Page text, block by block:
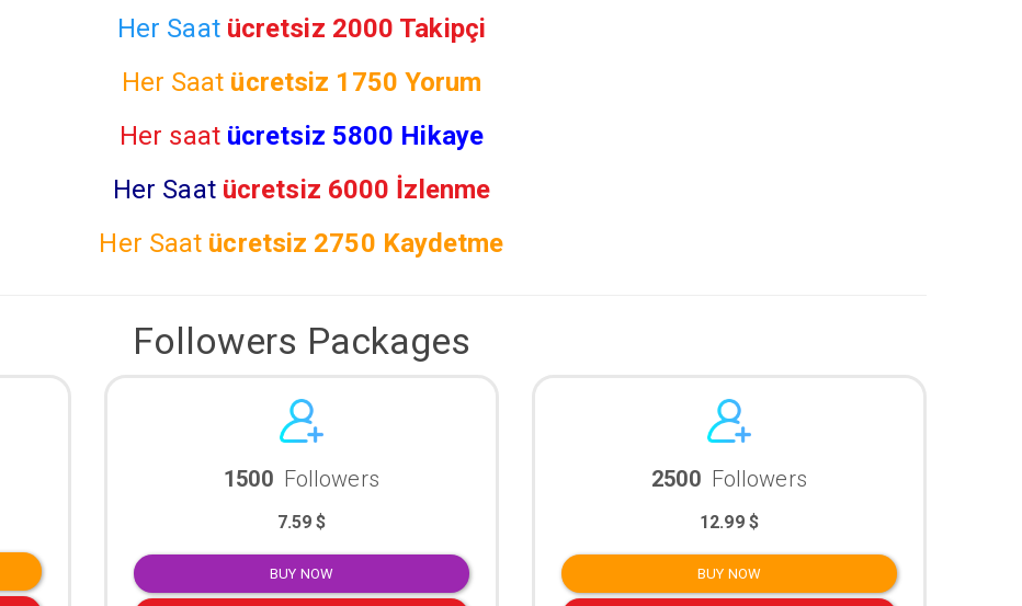
Her Saat ücretsiz 2000 Takipçi
Her Saat ücretsiz 1750 Yorum
Her saat ücretsiz 5800 Hikaye
Her Saat ücretsiz 6000 İzlenme
Her Saat ücretsiz 2750 Kaydetme
Followers Packages
1500 Followers
7.59 $
BUY NOW
2500 Followers
12.99 $
BUY NOW